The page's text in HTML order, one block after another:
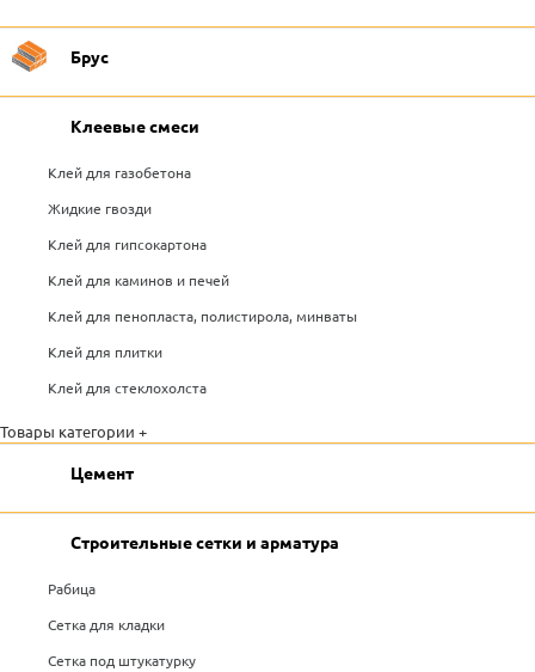
Брус
Клеевые смеси
Клей для газобетона
Жидкие гвозди
Клей для гипсокартона
Клей для каминов и печей
Клей для пенопласта, полистирола, минваты
Клей для плитки
Клей для стеклохолста
Товары категории +
Цемент
Строительные сетки и арматура
Рабица
Сетка для кладки
Сетка под штукатурку